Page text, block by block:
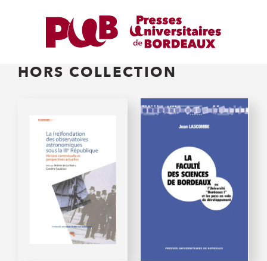
HORS COLLECTION